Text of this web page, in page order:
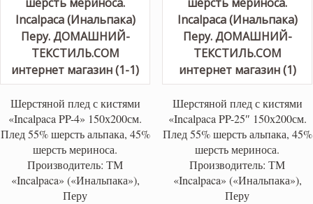
Шерстяной плед с кистями
«Incalpaca PP-4» 150х200см.
Плед 55% шерсть альпака, 45%
шерсть мериноса.
Производитель: ТМ
«Incalpaca» («Инальпака»),
Перу
Шерстяной плед с кистями
«Incalpaca PP-25″ 150х200см.
Плед 55% шерсть альпака, 45%
шерсть мериноса.
Производитель: ТМ
«Incalpaca» («Инальпака»),
Перу